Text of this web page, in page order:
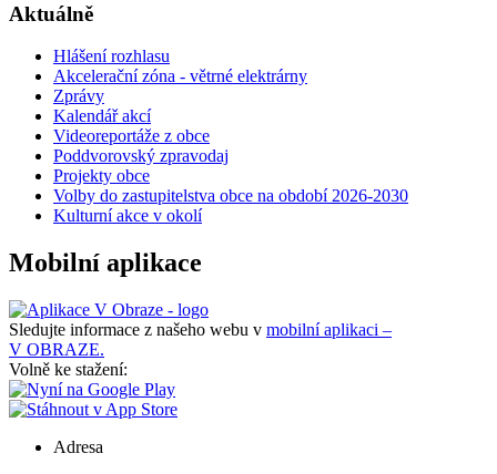
Aktuálně
Hlášení rozhlasu
Akcelerační zóna - větrné elektrárny
Zprávy
Kalendář akcí
Videoreportáže z obce
Poddvorovský zpravodaj
Projekty obce
Volby do zastupitelstva obce na období 2026-2030
Kulturní akce v okolí
Mobilní aplikace
Sledujte informace z našeho webu v mobilní aplikaci –
V OBRAZE.
Volně ke stažení:
Adresa